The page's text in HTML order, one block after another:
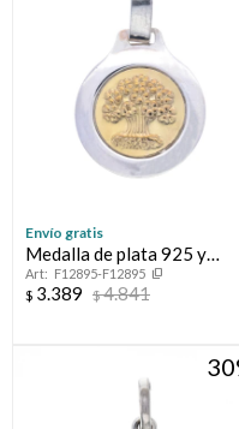
Envío gratis
Medalla de plata 925 y
double en oro 18 ktes,
ARBOL DE LA VIDA
F12895-F12895
$ 3.389 $4.841
30